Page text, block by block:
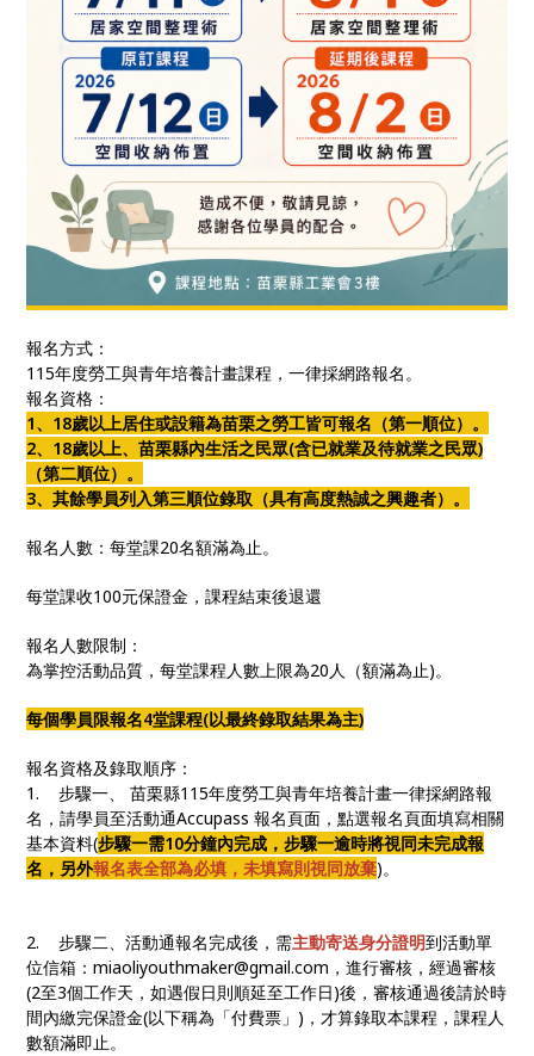
報名方式：
115年度勞工與青年培養計畫課程，一律採網路報名。
報名資格：
1、18歲以上居住或設籍為苗栗之勞工皆可報名（第一順位）。
2、18歲以上、苗栗縣內生活之民眾(含已就業及待就業之民眾)
（第二順位）。
3、其餘學員列入第三順位錄取（具有高度熱誠之興趣者）。
報名人數：每堂課20名額滿為止。
每堂課收100元保證金，課程結束後退還
報名人數限制：
為掌控活動品質，每堂課程人數上限為20人（額滿為止)。
每個學員限報名4堂課程(以最終錄取結果為主)
報名資格及錄取順序：
1. 步驟一、 苗栗縣115年度勞工與青年培養計畫一律採網路報
名，請學員至活動通Accupass 報名頁面，點選報名頁面填寫相關
基本資料(步驟一需10分鐘內完成，步驟一逾時將視同未完成報
名，另外報名表全部為必填，未填寫則視同放棄)。
2. 步驟二、活動通報名完成後，需主動寄送身分證明到活動單
位信箱：miaoliyouthmaker@gmail.com，進行審核，經過審核
(2至3個工作天，如遇假日則順延至工作日)後，審核通過後請於時
間內繳完保證金(以下稱為「付費票」)，才算錄取本課程，課程人
數額滿即止。